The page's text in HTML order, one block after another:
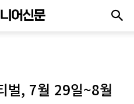
벌, 7월 29일~8월